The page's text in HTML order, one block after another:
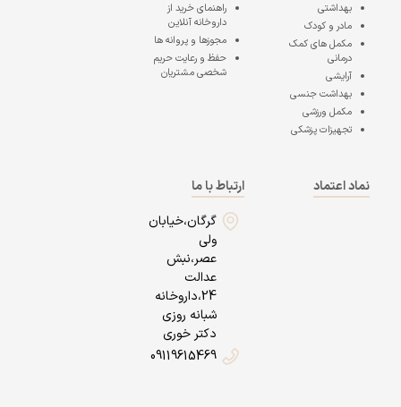
بهداشتی
مادر و کودک
مکمل های کمک
درمانی
آرایشی
بهداشت جنسی
مکمل ورزشی
تجهیزات پزشکی
راهنمای خرید از
داروخانه آنلاین
مجوزها و پروانه ها
حفظ و رعایت حریم
شخصی مشتریان
نماد اعتماد
ارتباط با ما
گرگان،خیابان
ولی
عصر،نبش
عدالت
24،داروخانه
شبانه روزی
دکتر خوری
09119615469